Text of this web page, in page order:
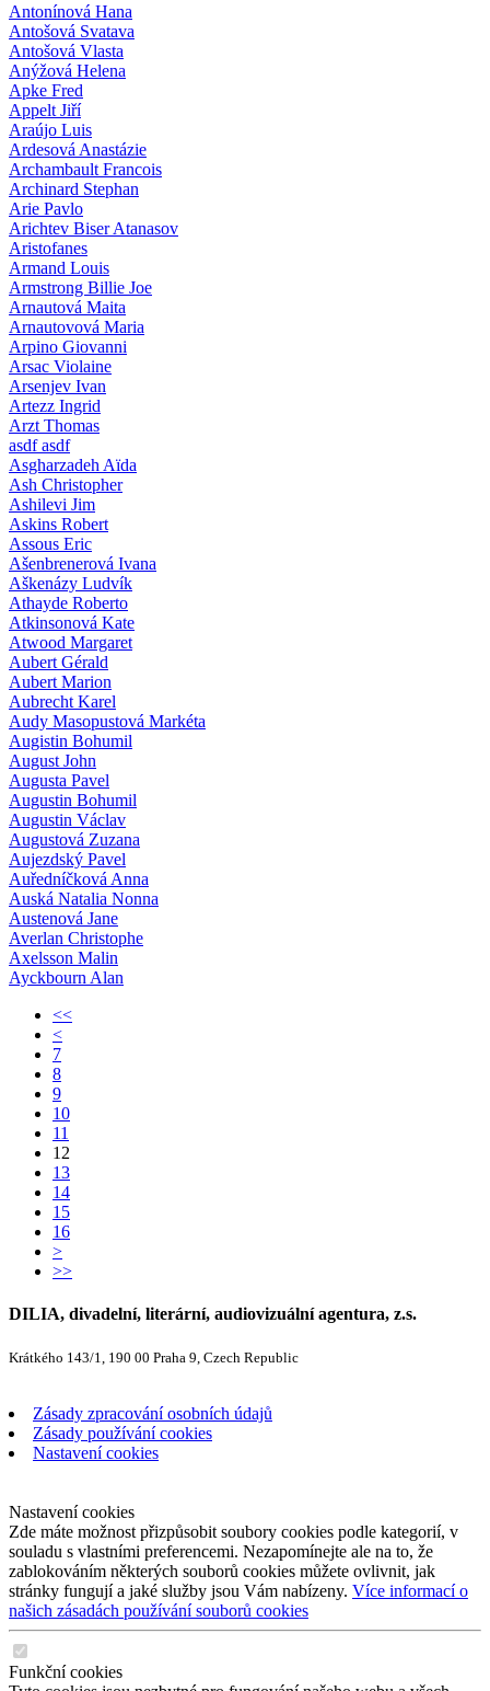
Antonínová Hana
Antošová Svatava
Antošová Vlasta
Anýžová Helena
Apke Fred
Appelt Jiří
Araújo Luis
Ardesová Anastázie
Archambault Francois
Archinard Stephan
Arie Pavlo
Arichtev Biser Atanasov
Aristofanes
Armand Louis
Armstrong Billie Joe
Arnautová Maita
Arnautovová Maria
Arpino Giovanni
Arsac Violaine
Arsenjev Ivan
Artezz Ingrid
Arzt Thomas
asdf asdf
Asgharzadeh Aïda
Ash Christopher
Ashilevi Jim
Askins Robert
Assous Eric
Ašenbrenerová Ivana
Aškenázy Ludvík
Athayde Roberto
Atkinsonová Kate
Atwood Margaret
Aubert Gérald
Aubert Marion
Aubrecht Karel
Audy Masopustová Markéta
Augistin Bohumil
August John
Augusta Pavel
Augustin Bohumil
Augustin Václav
Augustová Zuzana
Aujezdský Pavel
Auředníčková Anna
Auská Natalia Nonna
Austenová Jane
Averlan Christophe
Axelsson Malin
Ayckbourn Alan
<<
<
7
8
9
10
11
12
13
14
15
16
>
>>
DILIA, divadelní, literární, audiovizuální agentura, z.s.
Krátkého 143/1, 190 00 Praha 9, Czech Republic
Zásady zpracování osobních údajů
Zásady používání cookies
Nastavení cookies
Nastavení cookies
Zde máte možnost přizpůsobit soubory cookies podle kategorií, v
souladu s vlastními preferencemi. Nezapomínejte ale na to, že
zablokováním některých souborů cookies můžete ovlivnit, jak
stránky fungují a jaké služby jsou Vám nabízeny. Více informací o
našich zásadách používání souborů cookies
Funkční cookies